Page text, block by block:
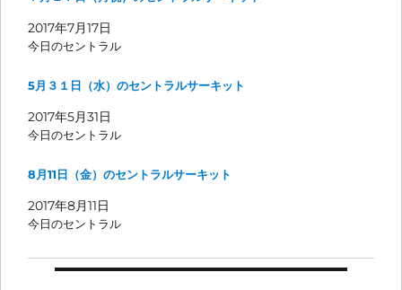
2017年7月17日
今日のセントラル
5月３１日（水）のセントラルサーキット
2017年5月31日
今日のセントラル
8月11日（金）のセントラルサーキット
2017年8月11日
今日のセントラル